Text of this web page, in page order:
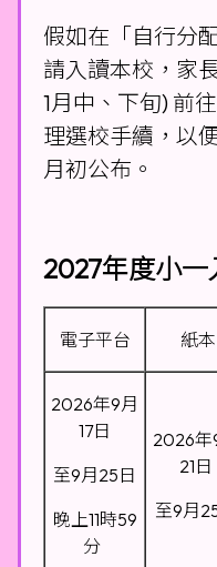
假如在「自行分
請入讀本校，家
1月中、下旬) 前
理選校手續，以
月初公布。
2027年度小
電子平台
紙本
2026年9月
17日
至9月25日
晚上11時59
分
2026年
21日
至9月